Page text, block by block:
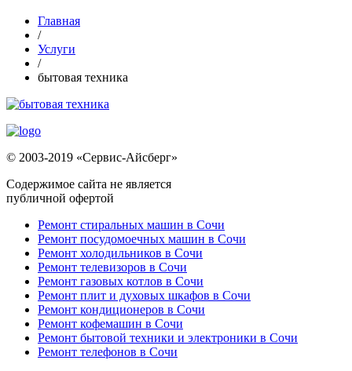
Главная
/
Услуги
/
бытовая техника
© 2003-2019 «Сервис-Айсберг»
Содержимое сайта не является
публичной офертой
Ремонт стиральных машин в Сочи
Ремонт посудомоечных машин в Сочи
Ремонт холодильников в Сочи
Ремонт телевизоров в Сочи
Ремонт газовых котлов в Сочи
Ремонт плит и духовых шкафов в Сочи
Ремонт кондиционеров в Сочи
Ремонт кофемашин в Сочи
Ремонт бытовой техники и электроники в Сочи
Ремонт телефонов в Сочи